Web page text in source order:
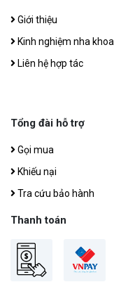
Giới thiệu
Kinh nghiệm nha khoa
Liên hệ hợp tác
Tổng đài hỗ trợ
Gọi mua
Khiếu nại
Tra cứu bảo hành
Thanh toán